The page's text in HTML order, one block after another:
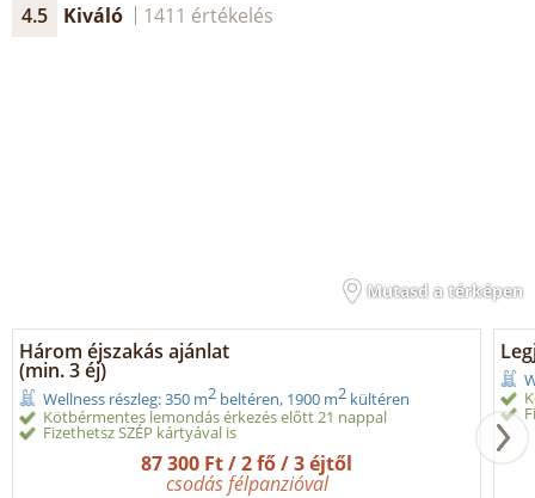
4.5 Kiváló 1411 értékelés
Mutasd a térképen
Három éjszakás ajánlat
(min. 3 éj)
Wellness részleg: 350 m2 beltéren, 1900 m2 kültéren
Kötbérmentes lemondás érkezés előtt 21 nappal
Fizethetsz SZÉP kártyával is
87 300 Ft / 2 fő / 3 éjtől
csodás félpanzióval